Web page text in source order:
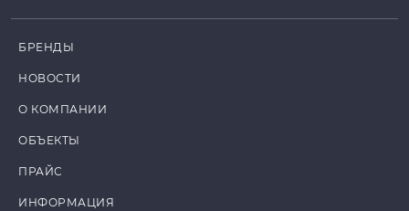
БРЕНДЫ
НОВОСТИ
О КОМПАНИИ
ОБЪЕКТЫ
ПРАЙС
ИНФОРМАЦИЯ